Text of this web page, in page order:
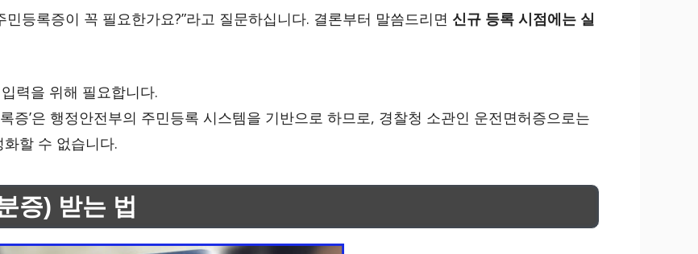
등록증이 꼭 필요한가요?”라고 질문하십니다. 결론부터 말씀드리면 신규 등록 시점에는 실
력을 위해 필요합니다.
증’은 행정안전부의 주민등록 시스템을 기반으로 하므로, 경찰청 소관인 운전면허증으로는
할 수 없습니다.
증) 받는 법